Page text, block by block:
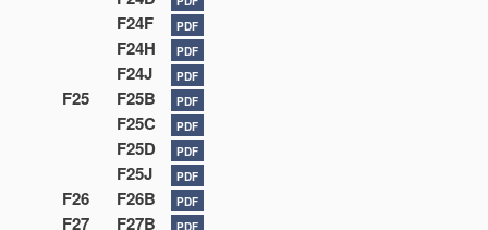
F24F PDF
F24H PDF
F24J PDF
F25 F25B PDF
F25C PDF
F25D PDF
F25J PDF
F26 F26B PDF
F27 F27B PDF